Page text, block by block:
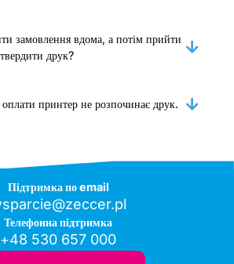
замовлення вдома, а потім прийти
друк?
оплати принтер не розпочинає друк.
Підтримка по email
Телефонна підтримка
+48 530 657 000